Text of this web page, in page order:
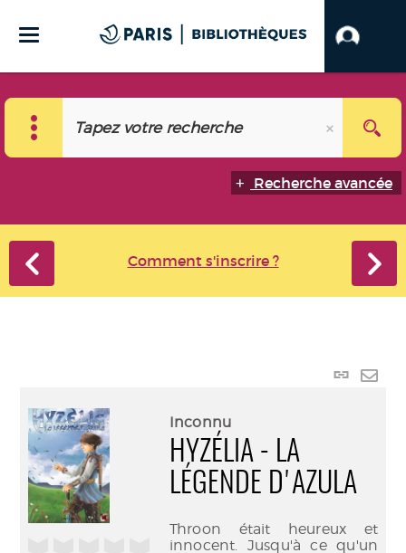
Recherche avancée
Comment s'inscrire ?
Lien
Inconnu
HYZÉLIA - LA
LÉGENDE D'AZULA
Throon était heureux et
innocent. Jusqu'à ce qu'un